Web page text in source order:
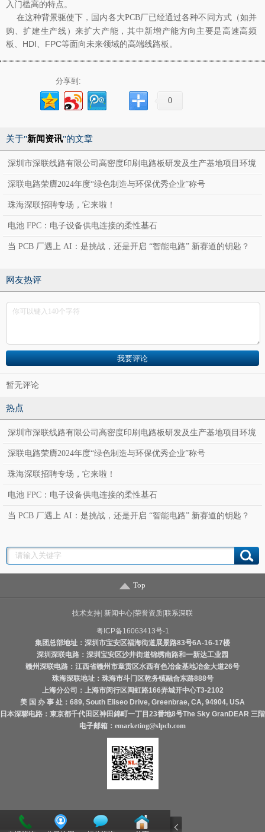
入门槛高的特点。
在这种背景驱使下，国内各大PCB厂已经通过各种不同方式（如并
购、扩建生产线）来扩大产能，其中新增产能方向主要是高速高频
板、HDI、FPC等面向未来领域的高端线路板。
分享到:
0
关于"新闻资讯"的文章
深圳市深联线路有限公司高密度印刷电路板研发及生产基地项目环境
影响报告表公示
深联电路荣膺2024年度“绿色制造与环保优秀企业”称号
珠海深联招聘专场，它来啦！
电池 FPC：电子设备供电连接的柔性基石
当 PCB 厂遇上 AI：是挑战，还是开启 “智能电路” 新赛道的钥匙？
网友热评
暂无评论
热点
深圳市深联线路有限公司高密度印刷电路板研发及生产基地项目环境
影响报告表公示
深联电路荣膺2024年度“绿色制造与环保优秀企业”称号
珠海深联招聘专场，它来啦！
电池 FPC：电子设备供电连接的柔性基石
当 PCB 厂遇上 AI：是挑战，还是开启 “智能电路” 新赛道的钥匙？
Top
技术支持 新闻中心 荣誉资质 联系深联
粤ICP备16063413号-1
集团总部地址：深圳市宝安区福海街道展景路83号6A-16-17楼
深圳深联电路：深圳宝安区沙井街道锦绣南路和一新达工业园
赣州深联电路：江西省赣州市章贡区水西有色冶金基地冶金大道26号
珠海深联地址：珠海市斗门区乾务镇融合东路888号
上海分公司：上海市闵行区闽虹路166弄城开中心T3-2102
美 国 办 事 处：689, South Eliseo Drive, Greenbrae, CA, 94904, USA
日本深聯电路：東京都千代田区神田錦町一丁目23番地8号The Sky GranDEAR 三階
电子邮箱： emarketing@slpcb.com